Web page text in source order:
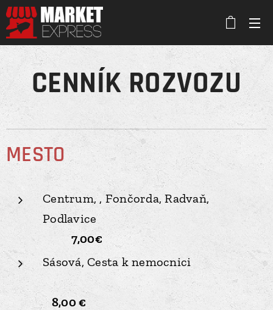
CENNÍK ROZVOZU
MESTO
Centrum, , Fončorda, Radvaň,
Podlavice
7,00€
Sásová, Cesta k nemocnici
8,00 €